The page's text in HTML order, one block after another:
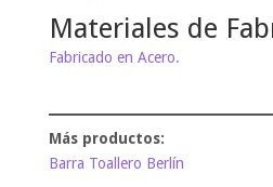
Materiales de
Fabricado en Acero.
Barra Toallero Berlín